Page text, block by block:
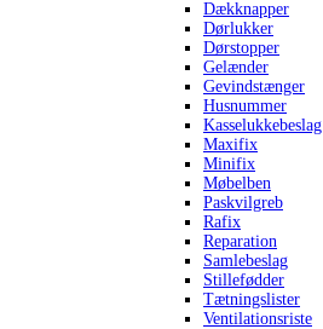
Dækknapper
Dørlukker
Dørstopper
Gelænder
Gevindstænger
Husnummer
Kasselukkebeslag
Maxifix
Minifix
Møbelben
Paskvilgreb
Rafix
Reparation
Samlebeslag
Stillefødder
Tætningslister
Ventilationsriste